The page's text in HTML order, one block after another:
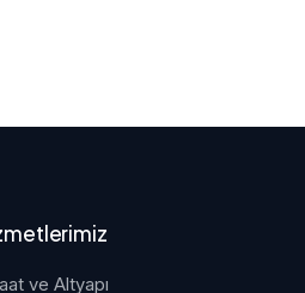
ve Altyapı